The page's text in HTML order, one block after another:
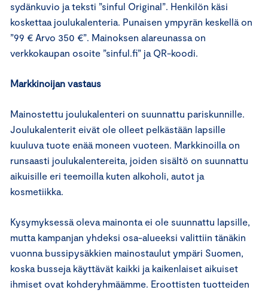
sydänkuvio ja teksti ”sinful Original”. Henkilön käsi
koskettaa joulukalenteria. Punaisen ympyrän keskellä on
”99 € Arvo 350 €”. Mainoksen alareunassa on
verkkokaupan osoite ”sinful.fi” ja QR-koodi.
Markkinoijan vastaus
Mainostettu joulukalenteri on suunnattu pariskunnille.
Joulukalenterit eivät ole olleet pelkästään lapsille
kuuluva tuote enää moneen vuoteen. Markkinoilla on
runsaasti joulukalentereita, joiden sisältö on suunnattu
aikuisille eri teemoilla kuten alkoholi, autot ja
kosmetiikka.
Kysymyksessä oleva mainonta ei ole suunnattu lapsille,
mutta kampanjan yhdeksi osa-alueeksi valittiin tänäkin
vuonna bussipysäkkien mainostaulut ympäri Suomen,
koska busseja käyttävät kaikki ja kaikenlaiset aikuiset
ihmiset ovat kohderyhmäämme. Eroottisten tuotteiden